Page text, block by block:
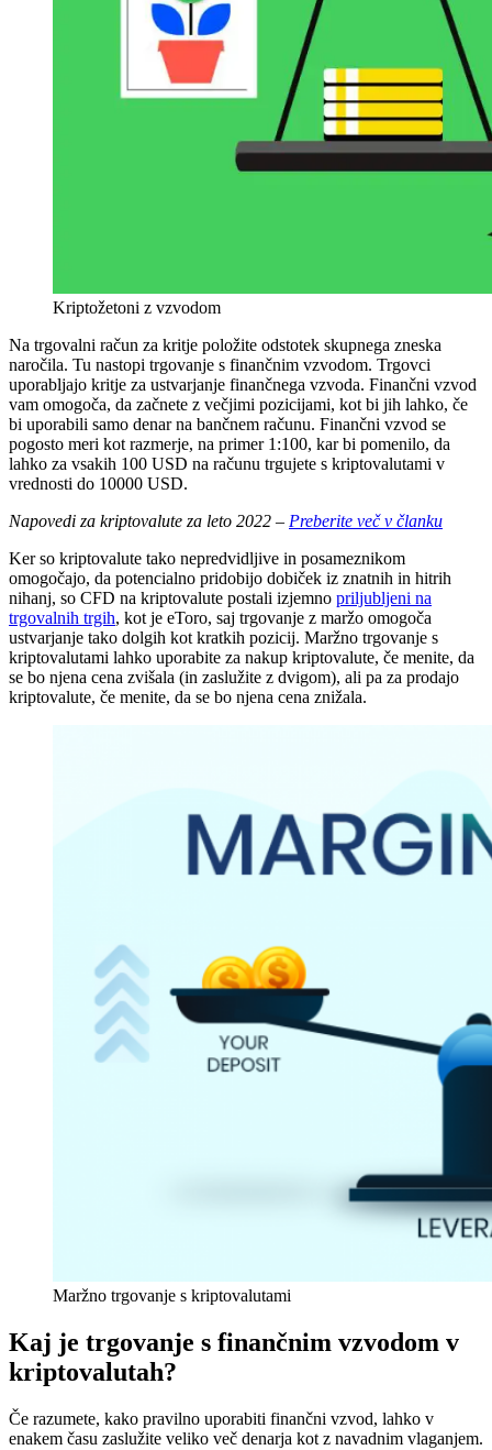
Kriptožetoni z vzvodom
Na trgovalni račun za kritje položite odstotek skupnega zneska
naročila. Tu nastopi trgovanje s finančnim vzvodom. Trgovci
uporabljajo kritje za ustvarjanje finančnega vzvoda. Finančni vzvod
vam omogoča, da začnete z večjimi pozicijami, kot bi jih lahko, če
bi uporabili samo denar na bančnem računu. Finančni vzvod se
pogosto meri kot razmerje, na primer 1:100, kar bi pomenilo, da
lahko za vsakih 100 USD na računu trgujete s kriptovalutami v
vrednosti do 10000 USD.
Napovedi za kriptovalute za leto 2022 – Preberite več v članku
Ker so kriptovalute tako nepredvidljive in posameznikom
omogočajo, da potencialno pridobijo dobiček iz znatnih in hitrih
nihanj, so CFD na kriptovalute postali izjemno priljubljeni na
trgovalnih trgih, kot je eToro, saj trgovanje z maržo omogoča
ustvarjanje tako dolgih kot kratkih pozicij. Maržno trgovanje s
kriptovalutami lahko uporabite za nakup kriptovalute, če menite, da
se bo njena cena zvišala (in zaslužite z dvigom), ali pa za prodajo
kriptovalute, če menite, da se bo njena cena znižala.
Maržno trgovanje s kriptovalutami
Kaj je trgovanje s finančnim vzvodom v
kriptovalutah?
Če razumete, kako pravilno uporabiti finančni vzvod, lahko v
enakem času zaslužite veliko več denarja kot z navadnim vlaganjem.